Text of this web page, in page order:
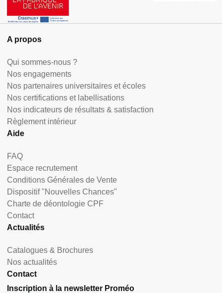
A propos
Qui sommes-nous ?
Nos engagements
Nos partenaires universitaires et écoles
Nos certifications et labellisations
Nos indicateurs de résultats & satisfaction
Règlement intérieur
Aide
FAQ
Espace recrutement
Conditions Générales de Vente
Dispositif "Nouvelles Chances"
Charte de déontologie CPF
Contact
Actualités
Catalogues & Brochures
Nos actualités
Contact
Inscription à la newsletter Proméo